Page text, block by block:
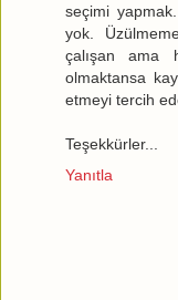
seçimi
yok.
çalışan ama
olmaktansa
etmeyi tercih
Teşekkürler...
Yanıtla